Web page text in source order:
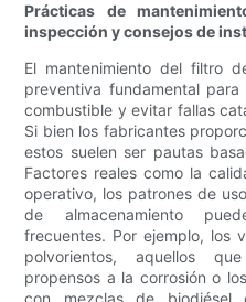
Prácticas de
inspección y consejos de
El mantenimiento del filtro
preventiva fundamental
combustible y evitar fallas
Si bien los fabricantes
estos suelen ser pautas
Factores reales como la
operativo, los patrones de
de almacenamiento
frecuentes. Por ejemplo, los
polvorientos, aquellos
propensos a la corrosión o